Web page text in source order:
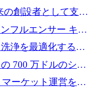
ン事務所を開設
創設者として支援
ンドを立ち上げる
フルエンサー キャ
にシリーズ A で
浄を最適化するた
700 万ドルのシー
ーケット運営を自